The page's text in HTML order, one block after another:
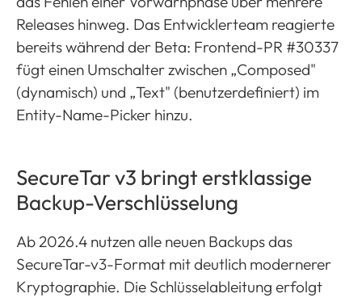
Releases hinweg. Das Entwicklerteam reagierte
bereits während der Beta: Frontend-PR #30337
fügt einen Umschalter zwischen „Composed"
(dynamisch) und „Text" (benutzerdefiniert) im
Entity-Name-Picker hinzu.
SecureTar v3 bringt erstklassige
Backup-Verschlüsselung
Ab 2026.4 nutzen alle neuen Backups das
SecureTar-v3-Format mit deutlich modernerer
Kryptographie. Die Schlüsselableitung erfolgt